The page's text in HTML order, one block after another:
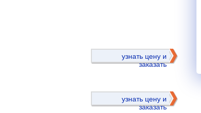
узнать цену и
заказать
узнать цену и
заказать